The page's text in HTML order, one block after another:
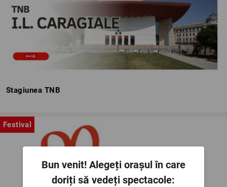
Stagiunea TNB
Festival
Bun venit!Alegeți orașul în care
doriți să vedeți spectacole: